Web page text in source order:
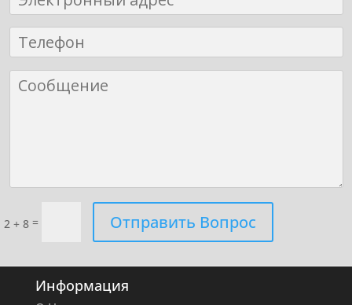
2 + 8 = Отправить Вопрос
Информация